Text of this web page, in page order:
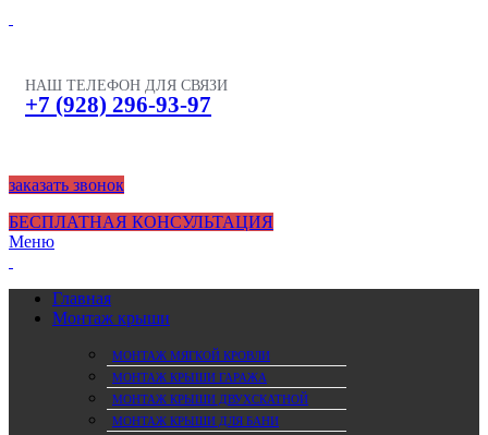
НАШ ТЕЛЕФОН ДЛЯ СВЯЗИ
+7 (928) 296-93-97
заказать звонок
БЕСПЛАТНАЯ КОНСУЛЬТАЦИЯ
Меню
Главная
Монтаж крыши
МОНТАЖ МЯГКОЙ КРОВЛИ
МОНТАЖ КРЫШИ ГАРАЖА
МОНТАЖ КРЫШИ ДВУХСКАТНОЙ
МОНТАЖ КРЫШИ ДЛЯ БАНИ